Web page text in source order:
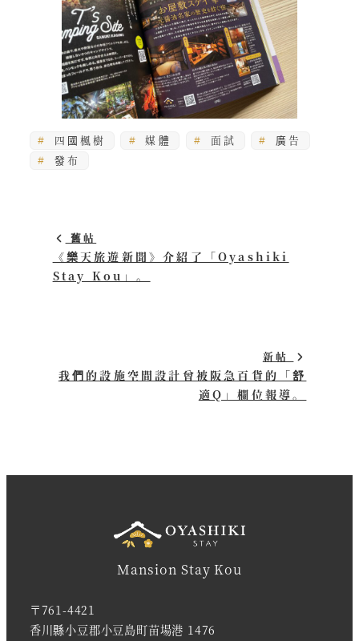
四國楓樹 媒體 面試
廣告
發布
舊帖
《樂天旅遊新聞》介紹了「Oyashiki
Stay Kou」。
新帖
我們的設施空間設計曾被阪急百貨的「舒
適Q」欄位報導。
Mansion Stay Kou
〒761-4421
香川縣小豆郡小豆島町苗場港 1476